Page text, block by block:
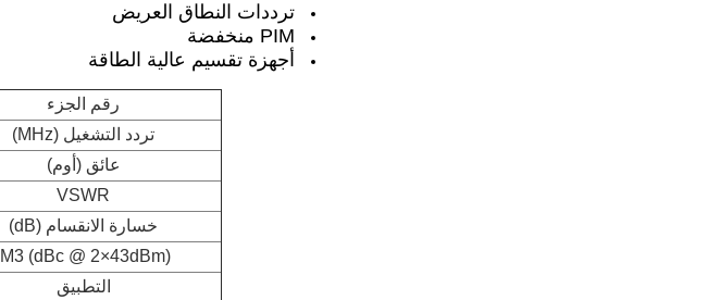
ترددات النطاق العريض
PIM منخفضة
أجهزة تقسيم عالية الطاقة
رقم الجزء
تردد التشغيل (MHz)
عائق (أوم)
VSWR
خسارة الانقسام (dB)
IM3 (dBc @ 2×43dBm)
التطبيق